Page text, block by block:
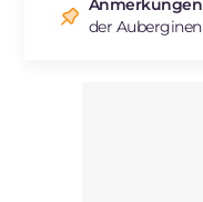
Anmerkungen
der Auberginen